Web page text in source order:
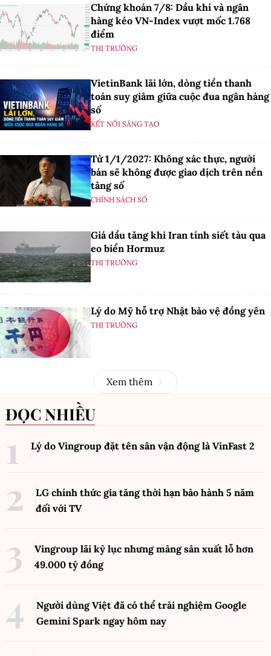
Chứng khoán 7/8: Dầu khí và ngân
hàng kéo VN-Index vượt mốc 1.768
điểm
THỊ TRƯỜNG
VietinBank lãi lớn, dòng tiền thanh
toán suy giảm giữa cuộc đua ngân hàng
số
KẾT NỐI SÁNG TẠO
Từ 1/1/2027: Không xác thực, người
bán sẽ không được giao dịch trên nền
tảng số
CHÍNH SÁCH SỐ
Giá dầu tăng khi Iran tính siết tàu qua
eo biển Hormuz
THỊ TRƯỜNG
Lý do Mỹ hỗ trợ Nhật bảo vệ đồng yên
THỊ TRƯỜNG
Xem thêm
ĐỌC NHIỀU
Lý do Vingroup đặt tên sân vận động là VinFast 2
LG chính thức gia tăng thời hạn bảo hành 5 năm
đối với TV
Vingroup lãi kỷ lục nhưng mảng sản xuất lỗ hơn
49.000 tỷ đồng
Người dùng Việt đã có thể trải nghiệm Google
Gemini Spark ngay hôm nay